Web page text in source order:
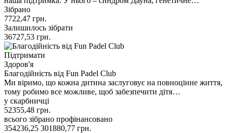
Зібрано
7722,47 грн.
Залишилось зібрати
36727,53 грн.
Підтримати
Здоров'я
Благодійність від Fun Padel Club
Ми віримо, що кожна дитина заслуговує на повноцінне життя,
тому робимо все можливе, щоб забезпечити дітя…
у скарбничці
52355,48 грн.
всього зібрано профінансовано
354236,25 301880,77 грн.